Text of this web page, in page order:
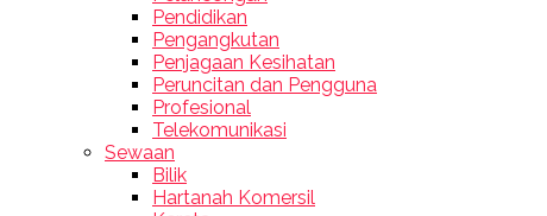
Pendidikan
Pengangkutan
Penjagaan Kesihatan
Peruncitan dan Pengguna
Profesional
Telekomunikasi
Sewaan
Bilik
Hartanah Komersil